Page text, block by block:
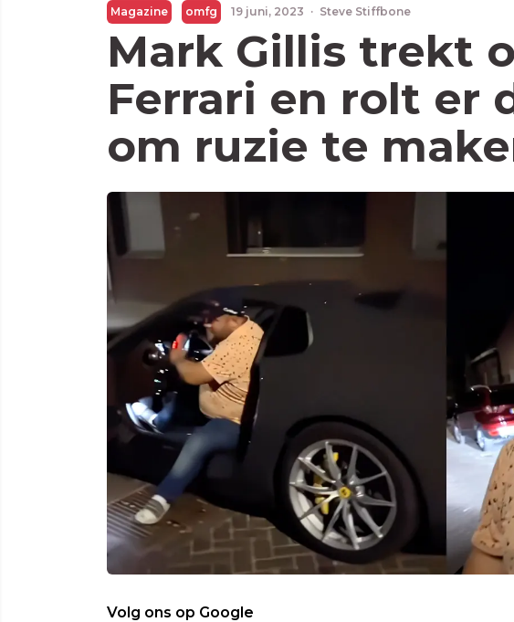
Magazine omfg 19 juni, 2023 · Steve Stiffbone
Mark Gillis trekt
Ferrari en rolt er
om ruzie te
Volg ons op Google